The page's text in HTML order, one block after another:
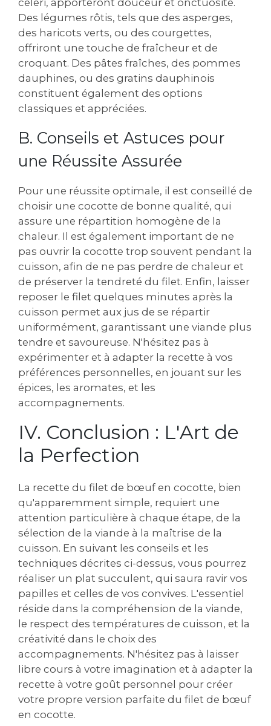
céleri, apporteront douceur et onctuosité.
Des légumes rôtis, tels que des asperges,
des haricots verts, ou des courgettes,
offriront une touche de fraîcheur et de
croquant. Des pâtes fraîches, des pommes
dauphines, ou des gratins dauphinois
constituent également des options
classiques et appréciées.
B. Conseils et Astuces pour
une Réussite Assurée
Pour une réussite optimale, il est conseillé de
choisir une cocotte de bonne qualité, qui
assure une répartition homogène de la
chaleur. Il est également important de ne
pas ouvrir la cocotte trop souvent pendant la
cuisson, afin de ne pas perdre de chaleur et
de préserver la tendreté du filet. Enfin, laisser
reposer le filet quelques minutes après la
cuisson permet aux jus de se répartir
uniformément, garantissant une viande plus
tendre et savoureuse. N'hésitez pas à
expérimenter et à adapter la recette à vos
préférences personnelles, en jouant sur les
épices, les aromates, et les
accompagnements.
IV. Conclusion : L'Art de
la Perfection
La recette du filet de bœuf en cocotte, bien
qu'apparemment simple, requiert une
attention particulière à chaque étape, de la
sélection de la viande à la maîtrise de la
cuisson. En suivant les conseils et les
techniques décrites ci-dessus, vous pourrez
réaliser un plat succulent, qui saura ravir vos
papilles et celles de vos convives. L'essentiel
réside dans la compréhension de la viande,
le respect des températures de cuisson, et la
créativité dans le choix des
accompagnements. N'hésitez pas à laisser
libre cours à votre imagination et à adapter la
recette à votre goût personnel pour créer
votre propre version parfaite du filet de bœuf
en cocotte.